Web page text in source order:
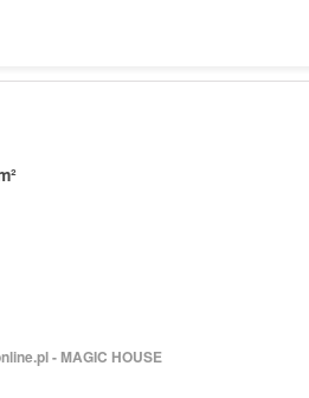
- MAGIC HOUSE